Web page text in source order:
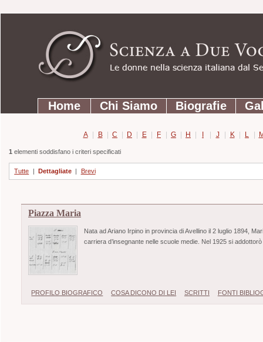
contenuti.
Strumenti
personali
SezioniHome Chi Siamo Biografie
A | B | C | D | E | F | G | H | I | J | K | L |
1elementi soddisfano i criteri specificati
Tutte | Dettagliate | Brevi
Piazza Maria
Nata ad Ariano Irpino in provincia di Avellino il 2 luglio 1894,
carriera d’insegnante nelle scuole medie. Nel 1925 si
PROFILO BIOGRAFICO COSA DICONO DI LEI SCRITTI FONTI